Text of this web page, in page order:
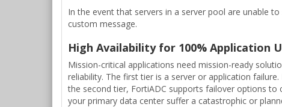
In the event that servers in a server pool are unable
custom message.
High Availability for 100% Application
Mission-critical applications need mission-ready
reliability. The first tier is a server or application
the second tier, FortiADC supports failover options to
your primary data center suffer a catastrophic or